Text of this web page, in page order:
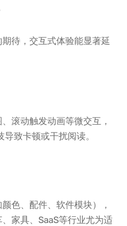
待，交互式体验能显著延
滚动触发动画等微交互，
致卡顿或干扰阅读。
色、配件、软件模块），
家具、SaaS等行业尤为适